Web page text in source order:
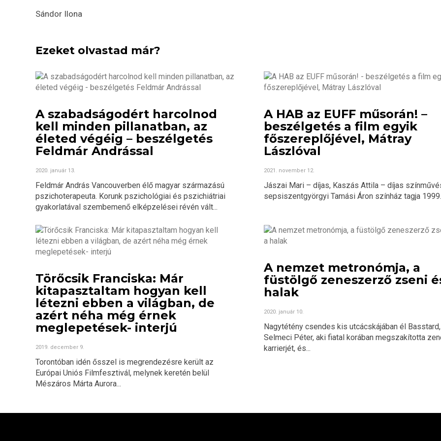
Sándor Ilona
Ezeket olvastad már?
A szabadságodért harcolnod
kell minden pillanatban, az
életed végéig – beszélgetés
Feldmár Andrással
2020. január 13.
Feldmár András Vancouverben élő magyar származású
pszichoterapeuta. Korunk pszichológiai és pszichiátriai
gyakorlatával szembemenő elképzelései révén vált...
A HAB az EUFF műsorán! –
beszélgetés a film egyik
főszereplőjével, Mátray
Lászlóval
2021. november 12.
Jászai Mari – díjas, Kaszás Attila – díjas
sepsiszentgyörgyi Tamási Áron színház tagja
Törőcsik Franciska: Már
kitapasztaltam hogyan kell
létezni ebben a világban, de
azért néha még érnek
meglepetések- interjú
2019. december 9.
Torontóban idén ősszel is megrendezésre került az
Európai Uniós Filmfesztivál, melynek keretén belül
Mészáros Márta Aurora...
A nemzet metronómja, a
füstölgő zeneszerző zseni
halak
2020. január 10.
Nagytétény csendes kis utcácskájában él
Selmeci Péter, aki fiatal korában megszakította
karrierjét, és...